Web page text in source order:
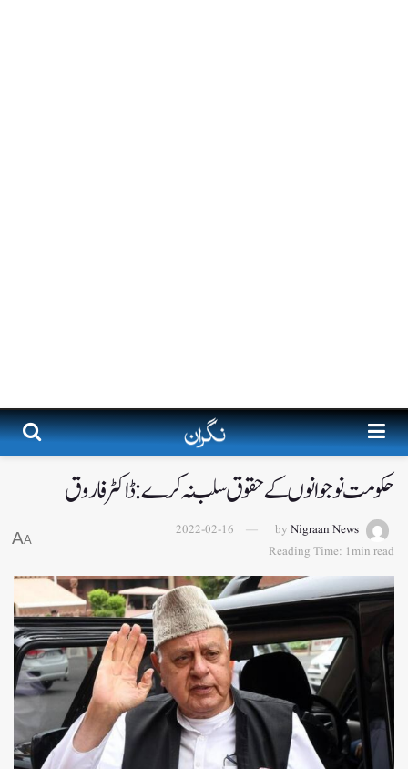
حکومت نوجوانوں کے حقوق سلب نہ کرے: ڈاکٹر فاروق
by Nigraan News
2022-02-16
Reading Time: 1min read
A
A